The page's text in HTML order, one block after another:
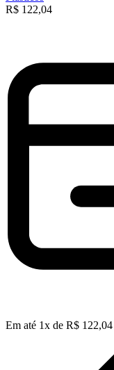
R$ 122,04
Em até 1x de R$ 122,04